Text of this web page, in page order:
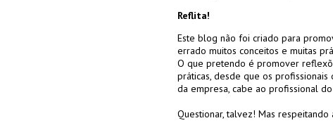
Reflita!
Este blog não foi criado para
errado muitos conceitos e muitas
O que pretendo é promover
práticas, desde que os profissionais
da empresa, cabe ao profissional
Questionar, talvez! Mas